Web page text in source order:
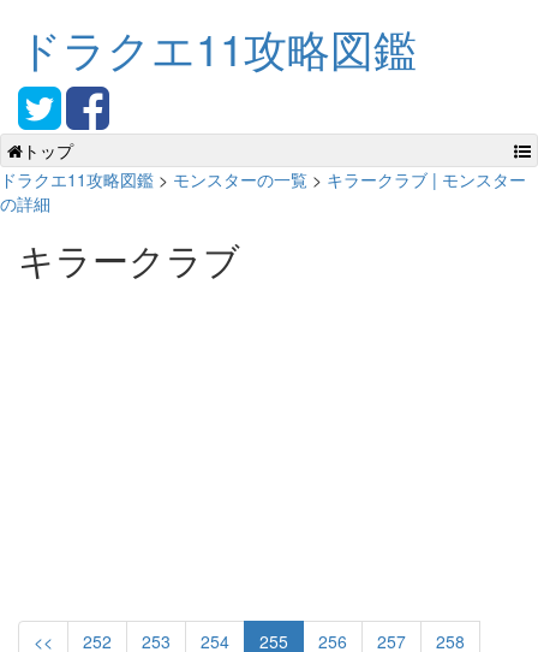
ドラクエ11攻略図鑑
トップ
ドラクエ11攻略図鑑 > モンスターの一覧 > キラークラブ | モンスター
の詳細
キラークラブ
<< 252 253 254 255 256 257
258